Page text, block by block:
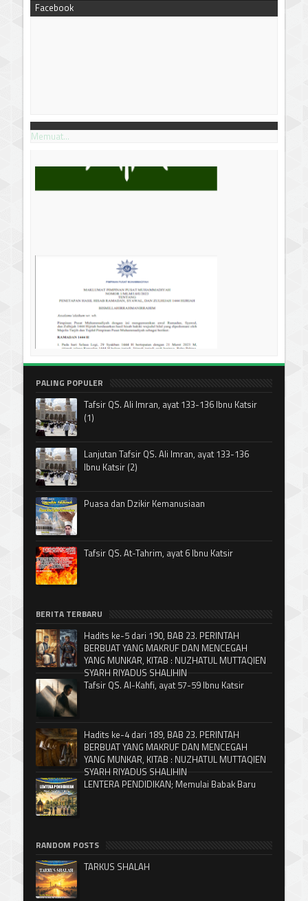
Facebook
Memuat...
PALING POPULER
Tafsir QS. Ali Imran, ayat 133-136 Ibnu Katsir
(1)
Lanjutan Tafsir QS. Ali Imran, ayat 133-136
Ibnu Katsir (2)
Puasa dan Dzikir Kemanusiaan
Tafsir QS. At-Tahrim, ayat 6 Ibnu Katsir
BERITA TERBARU
Hadits ke-5 dari 190, BAB 23. PERINTAH
BERBUAT YANG MAKRUF DAN MENCEGAH
YANG MUNKAR, KITAB : NUZHATUL MUTTAQIEN
SYARH RIYADUS SHALIHIN
Tafsir QS. Al-Kahfi, ayat 57-59 Ibnu Katsir
Hadits ke-4 dari 189, BAB 23. PERINTAH
BERBUAT YANG MAKRUF DAN MENCEGAH
YANG MUNKAR, KITAB : NUZHATUL MUTTAQIEN
SYARH RIYADUS SHALIHIN
LENTERA PENDIDIKAN; Memulai Babak Baru
RANDOM POSTS
TARKUS SHALAH